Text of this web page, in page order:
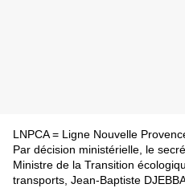
LNPCA = Ligne Nouvelle
Par décision ministérielle, le
Ministre de la Transition
transports, Jean-Baptiste